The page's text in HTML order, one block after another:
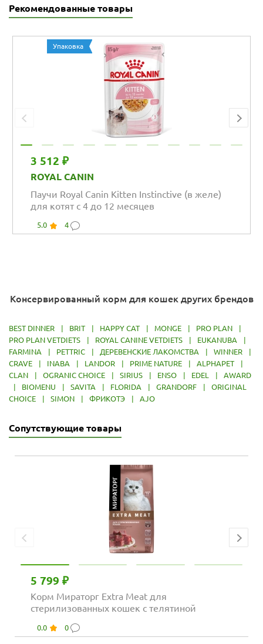
Рекомендованные товары
Упаковка
3 512 ₽
ROYAL CANIN
Паучи Royal Canin Kitten Instinctive (в желе)
для котят с 4 до 12 месяцев
5.0 4
Консервированный корм для кошек других брендов
BEST DINNER BRIT HAPPY CAT MONGE PRO PLAN
PRO PLAN VETDIETS
ROYAL CANINE VETDIETS EUKANUBA
FARMINA
PETTRIC ДЕРЕВЕНСКИЕ ЛАКОМСТВА WINNER
CRAVE
INABA LANDOR PRIME NATURE ALPHAPET
CLAN
OGRANIC CHOICE SIRIUS ENSO EDEL
AWARD
BIOMENU SAVITA FLORIDA GRANDORF
ORIGINAL
CHOICE
SIMON ФРИКОТЭ AJO
Сопутствующие товары
5 799 ₽
Корм Мираторг Extra Meat для
стерилизованных кошек с телятиной
0.0 0